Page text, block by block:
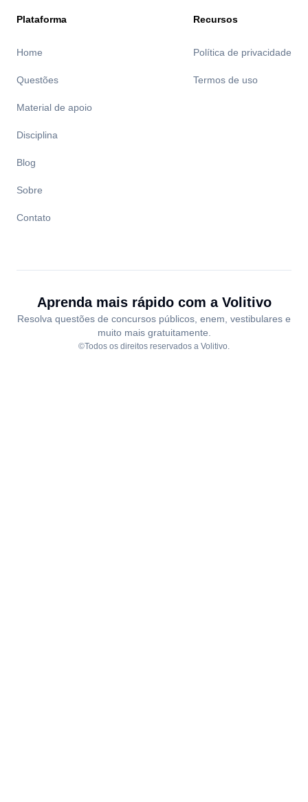
Plataforma
Home
Questões
Material de apoio
Disciplina
Blog
Sobre
Contato
Recursos
Política de privacidade
Termos de uso
Aprenda mais rápido com aVolitivo
Resolva questões de concursos públicos, enem, vestibulares e
muito mais gratuitamente.
©Todos os direitos reservados a Volitivo.